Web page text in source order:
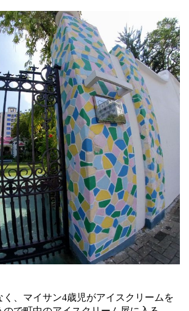
、マイサン4歳児がアイスクリームを